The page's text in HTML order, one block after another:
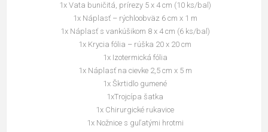
1x Vata buničitá, prírezy 5 x 4 cm (10 ks/bal)
1x Náplasť – rýchloobväz 6 cm x 1 m
1x Náplasť s vankúšikom 8 x 4 cm (6 ks/bal)
1x Krycia fólia – rúška 20 x 20 cm
1x Izotermická fólia
1x Náplasť na cievke 2,5 cm x 5 m
1x Škrtidlo gumené
1xTrojcípa šatka
1x Chirurgické rukavice
1x Nožnice s guľatými hrotmi